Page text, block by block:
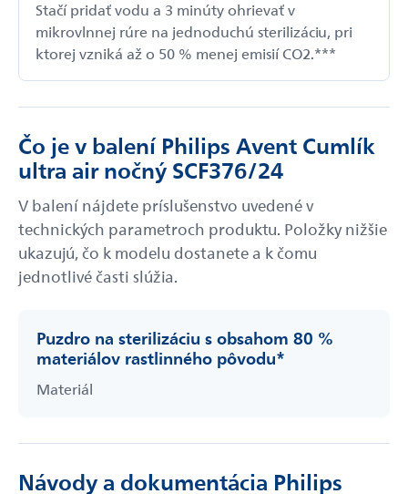
Stačí pridať vodu a 3 minúty ohrievať v
mikrovlnnej rúre na jednoduchú sterilizáciu, pri
ktorej vzniká až o 50 % menej emisií CO2.***
Čo je v balení Philips Avent Cumlík
ultra air nočný SCF376/24
V balení nájdete príslušenstvo uvedené v
technických parametroch produktu. Položky nižšie
ukazujú, čo k modelu dostanete a k čomu
jednotlivé časti slúžia.
Puzdro na sterilizáciu s obsahom 80 %
materiálov rastlinného pôvodu*
Materiál
Návody a dokumentácia Philips